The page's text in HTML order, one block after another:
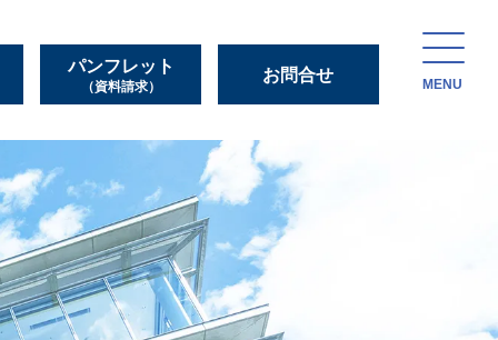
パンフレット
（資料請求）
お問合せ
MENU